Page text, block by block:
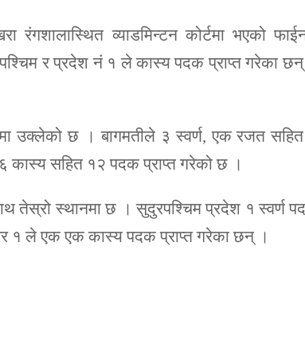
रंगशालास्थित व्याडमिन्टन कोर्टमा भएको
पश्चिम र प्रदेश नं १ ले कास्य पदक प्राप्त गरेका
उक्लेको छ । बागमतीले ३ स्वर्ण, एक रजत
कास्य सहित १२ पदक प्राप्त गरेको छ ।
तेस्रो स्थानमा छ । सुदुरपश्चिम प्रदेश १ स्वर्ण
१ ले एक एक कास्य पदक प्राप्त गरेका छन् ।